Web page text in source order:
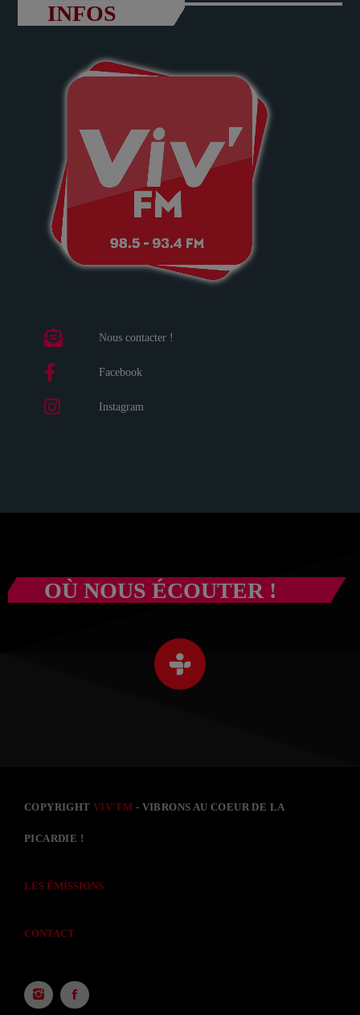
INFOS
Nous contacter !
Facebook
Instagram
OÙ NOUS ÉCOUTER !
COPYRIGHTVIV'FM - VIBRONS AU COEUR DE LA
PICARDIE !
LES ÉMISSIONS
CONTACT